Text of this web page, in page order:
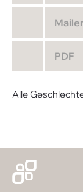
PDF
Alle